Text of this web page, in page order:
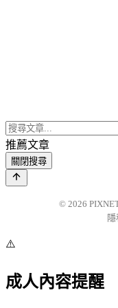
推薦文章
關閉搜尋
© 2026
⚠️
成人內容提醒